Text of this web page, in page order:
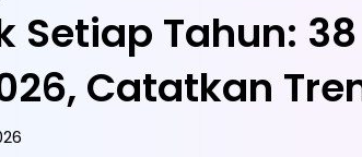
Setiap Tahun:
Catatkan